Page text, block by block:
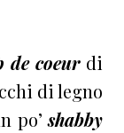
de coeur di
di legno
po’shabby